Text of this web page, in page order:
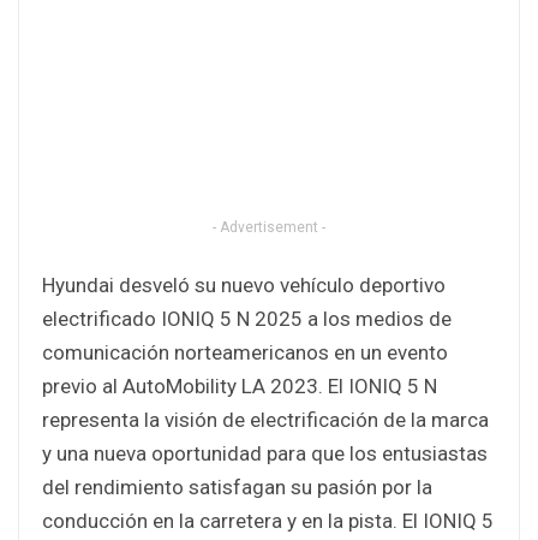
- Advertisement -
Hyundai desveló su nuevo vehículo deportivo
electrificado IONIQ 5 N 2025 a los medios de
comunicación norteamericanos en un evento
previo al AutoMobility LA 2023. El IONIQ 5 N
representa la visión de electrificación de la marca
y una nueva oportunidad para que los entusiastas
del rendimiento satisfagan su pasión por la
conducción en la carretera y en la pista. El IONIQ 5